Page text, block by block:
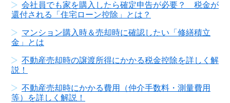
会社員でも家を購入したら確定申告が必要？ 税金が
還付される「住宅ローン控除」とは？
マンション購入時＆売却時に確認したい「修繕積立
金」とは
不動産売却時の譲渡所得にかかる税金控除を詳しく解
説！
不動産売却時にかかる費用（仲介手数料・測量費用
等）を詳しく解説！